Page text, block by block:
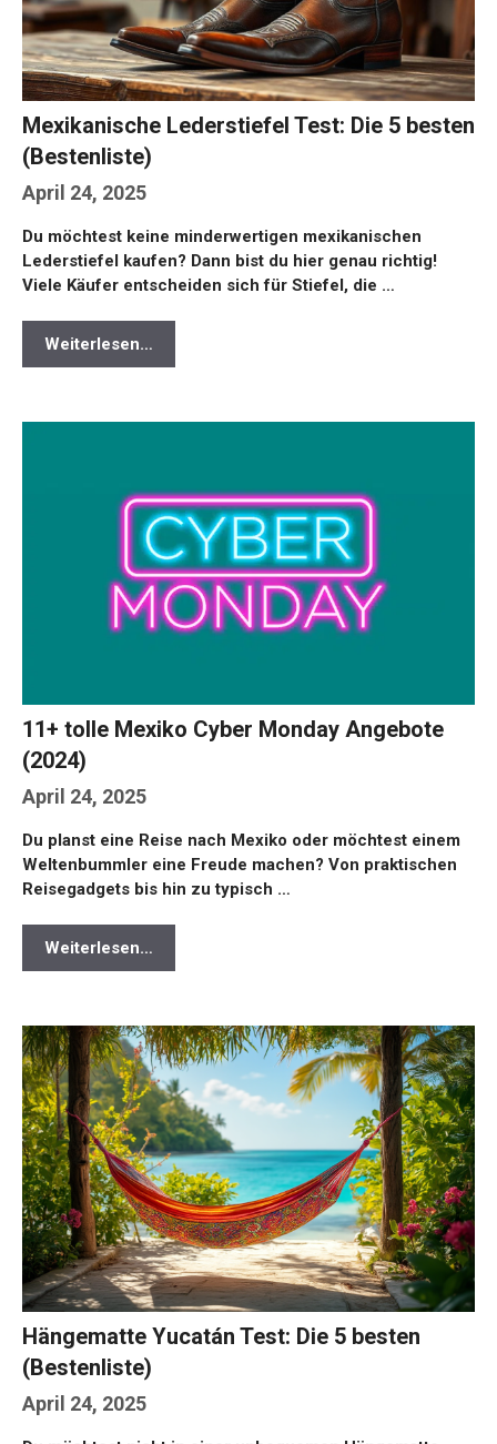
April 24, 2025
Mexikanische Lederstiefel Test: Die 5 besten
(Bestenliste)
Du möchtest keine minderwertigen mexikanischen
Lederstiefel kaufen? Dann bist du hier genau richtig!
Viele Käufer entscheiden sich für Stiefel, die …
Weiterlesen…
April 24, 2025
11+ tolle Mexiko Cyber Monday Angebote
(2024)
Du planst eine Reise nach Mexiko oder möchtest einem
Weltenbummler eine Freude machen? Von praktischen
Reisegadgets bis hin zu typisch …
Weiterlesen…
April 24, 2025
Hängematte Yucatán Test: Die 5 besten
(Bestenliste)